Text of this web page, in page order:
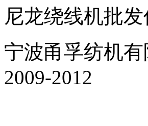
尼龙绕线机批
宁波甬孚纺机有
2009-2012